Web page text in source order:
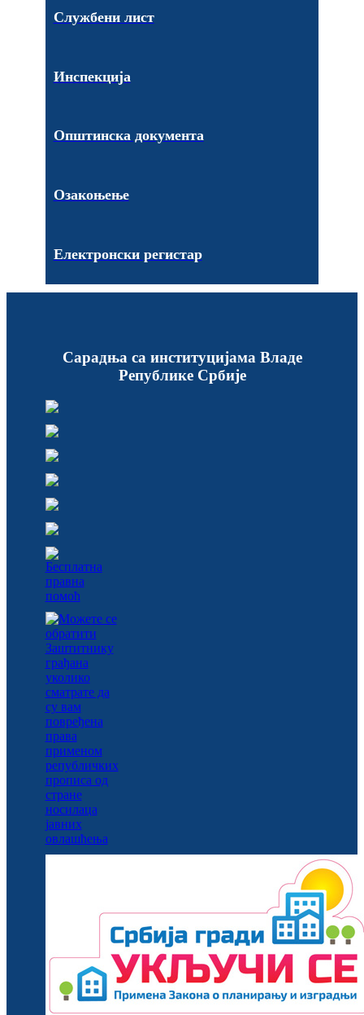
Службени лист
Инспекција
Општинска документа
Озакоњење
Електронски регистар
Сарадња са институцијама Владе
Републике Србије